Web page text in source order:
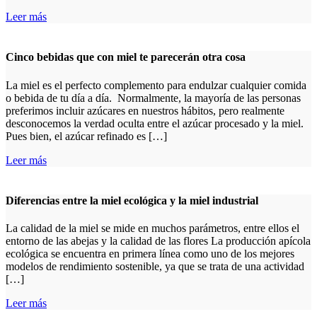
Leer más
Cinco bebidas que con miel te parecerán otra cosa
La miel es el perfecto complemento para endulzar cualquier comida
o bebida de tu día a día. Normalmente, la mayoría de las personas
preferimos incluir azúcares en nuestros hábitos, pero realmente
desconocemos la verdad oculta entre el azúcar procesado y la miel.
Pues bien, el azúcar refinado es […]
Leer más
Diferencias entre la miel ecológica y la miel industrial
La calidad de la miel se mide en muchos parámetros, entre ellos el
entorno de las abejas y la calidad de las flores La producción apícola
ecológica se encuentra en primera línea como uno de los mejores
modelos de rendimiento sostenible, ya que se trata de una actividad
[…]
Leer más